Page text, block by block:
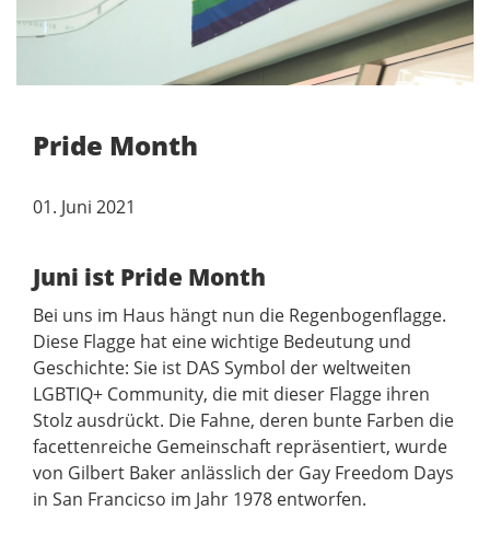
Pride Month
01. Juni 2021
Juni ist Pride Month
Bei uns im Haus hängt nun die Regenbogenflagge.
Diese Flagge hat eine wichtige Bedeutung und
Geschichte: Sie ist DAS Symbol der weltweiten
LGBTIQ+ Community, die mit dieser Flagge ihren
Stolz ausdrückt. Die Fahne, deren bunte Farben die
facettenreiche Gemeinschaft repräsentiert, wurde
von Gilbert Baker anlässlich der Gay Freedom Days
in San Francicso im Jahr 1978 entworfen.